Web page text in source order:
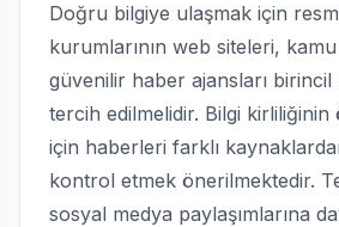
Doğru bilgiye ulaşmak için
kurumlarının web siteleri,
güvenilir haber ajansları
tercih edilmelidir. Bilgi
için haberleri farklı
kontrol etmek önerilmektedir.
sosyal medya paylaşımlarına